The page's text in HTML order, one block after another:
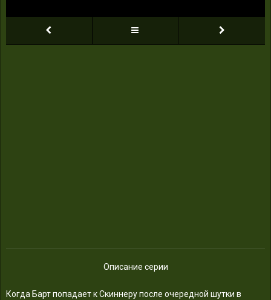
Описание серии
Когда Барт попадает к Скиннеру после очередной шутки в